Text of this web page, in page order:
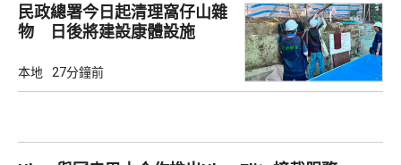
民政總署今日起清理窩仔山雜
物 日後將建設康體設施
本地 27分鐘前